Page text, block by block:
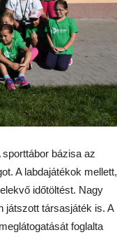
bázisa az
A labdajátékok mellett,
időtöltést. Nagy
játszott társasjáték is. A
foglalta